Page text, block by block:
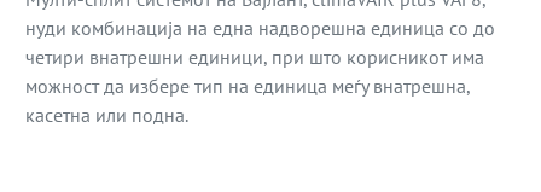
нуди комбинација на една надворешна единица со до
четири внатрешни единици, при што корисникот има
можност да избере тип на единица меѓу внатрешна,
касетна или подна.